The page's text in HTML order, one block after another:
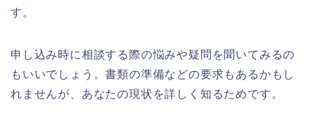
す。
申し込み時に相談する際の悩みや疑問を聞いてみるの
もいいでしょう。書類の準備などの要求もあるかもし
れませんが、あなたの現状を詳しく知るためです。